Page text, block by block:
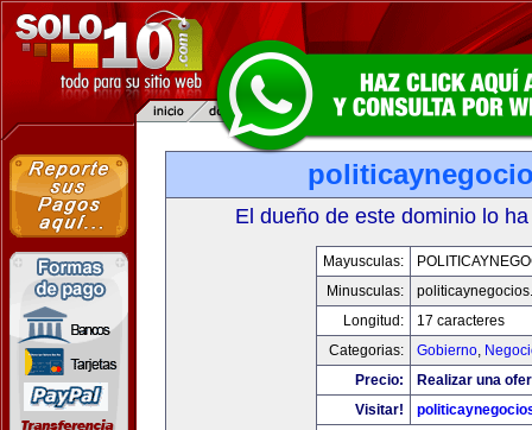
El dueño de este dominio lo
Mayusculas:
Minusculas:
Longitud:
17 caracteres
Categorias:
Gobierno,
Precio:
Realizar una
Visitar!